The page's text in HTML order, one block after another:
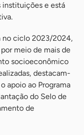
instituições e está
no ciclo 2023/2024,
meio de mais de
socioeconômico
destacam-
apoio ao Programa
do Selo de
de